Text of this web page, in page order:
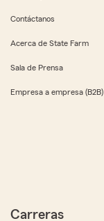
Contáctanos
Acerca de State Farm
Sala de Prensa
Empresa a empresa (B2B)
Carreras